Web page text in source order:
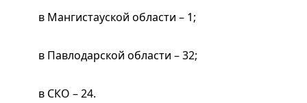
в Мангистауской области – 1;
в Павлодарской области – 32;
в СКО – 24.